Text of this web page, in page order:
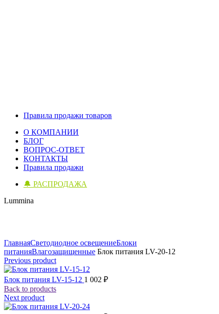
Правила продажи товаров
О КОМПАНИИ
БЛОГ
ВОПРОС-ОТВЕТ
КОНТАКТЫ
Правила продажи
🔔 РАСПРОДАЖА
Lummina
ГлавнаяСветодиодное освещениеБлоки
питанияВлагозащищенные Блок питания LV-20-12
Previous product
Блок питания LV-15-12 1 002 ₽
Back to products
Next product